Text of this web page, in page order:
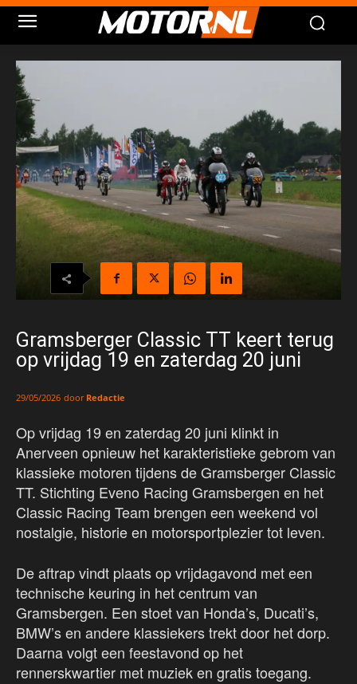
Gramsberger Classic TT keert terug
op vrijdag 19 en zaterdag 20 juni
29/05/2026 door Redactie
Op vrijdag 19 en zaterdag 20 juni klinkt in
Anerveen opnieuw het karakteristieke gebrom van
klassieke motoren tijdens de Gramsberger Classic
TT. Stichting Eveno Racing Gramsbergen en het
Classic Racing Team brengen een weekend vol
nostalgie, historie en motorsportplezier tot leven.
De aftrap vindt plaats op vrijdagavond met een
technische keuring in het centrum van
Gramsbergen. Een stoet van Honda’s, Ducati’s,
BMW’s en andere klassiekers trekt door het dorp.
Daarna volgt een feestavond op het
rennerskwartier met muziek en gratis toegang.